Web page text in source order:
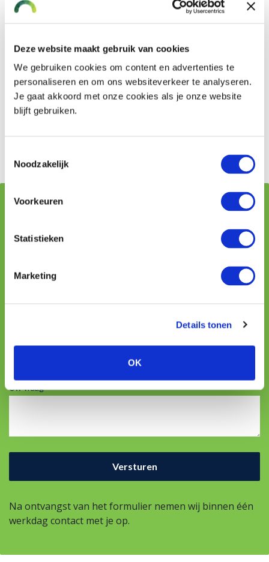
Deze website maakt gebruik van cookies
We gebruiken cookies om content en advertenties te
personaliseren en om ons websiteverkeer te analyseren.
Je gaat akkoord met onze cookies als je onze website
blijft gebruiken.
Noodzakelijk
Voorkeuren
Statistieken
Marketing
Details tonen
OK
Laat uw schoorsteen bouwtechnisch keuren
Rookmelders
Plaats ook rookmelders op elke verdieping. Of het nu
gaat om een schoorsteenbrand of om een andere
brand. Een rookmelder maakt u bewust van de brand.
Een veilig gevoel, als u of uw kinderen liggen te slapen.
Vraag stellen aan onze adviseurs
Uw vraag
Na ontvangst van het formulier nemen wij binnen één
werkdag contact met je op.